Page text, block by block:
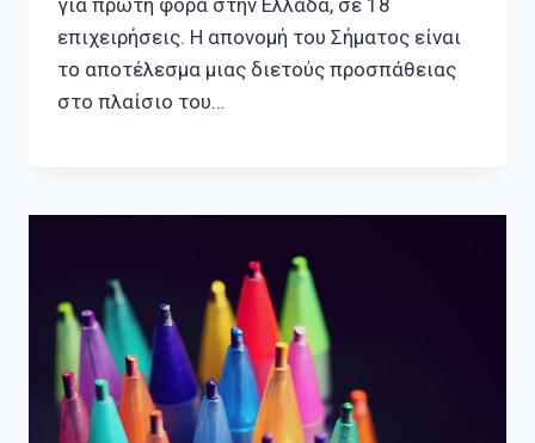
επιχειρήσεις. H απονομή του Σήματος είναι
το αποτέλεσμα μιας διετούς προσπάθειας
στο πλαίσιο του…